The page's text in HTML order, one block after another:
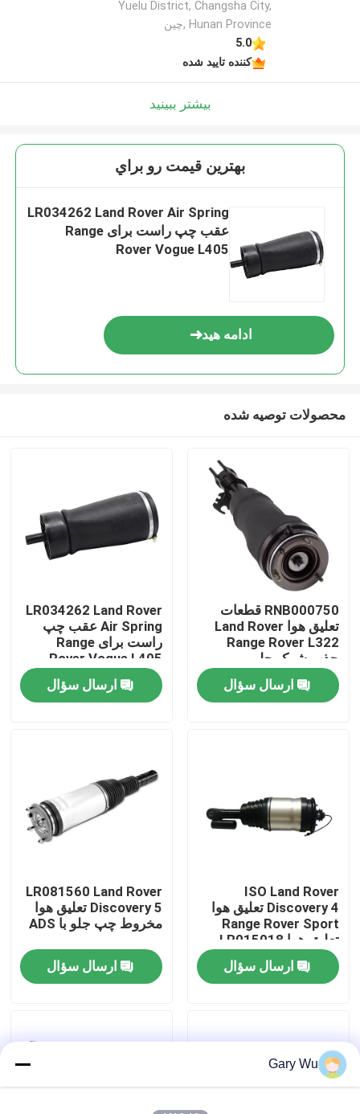
خونه
محصولات
درباره ما
کنترل کیفیت
با ما تماس بگیرید
موارد
Yuelu District, Changsha City,
Hunan Province ,چین
5.0
کننده تایید شده
بیشتر ببینید
بهترين قيمت رو براي
LR034262 Land Rover Air Spring
عقب چپ راست برای Range
Rover Vogue L405
ادامه هید
محصولات توصیه شده
RNB000750 قطعات
تعلیق هوا Land Rover
Range Rover L322
جذب شوک جلو
ارسال سؤال
LR034262 Land Rover
Air Spring عقب چپ
راست برای Range
Rover Vogue L405
ارسال سؤال
ISO Land Rover
Discovery 4 تعلیق هوا
Range Rover Sport
تعلیق هوا LR015018
ارسال سؤال
LR081560 Land Rover
Discovery 5 تعلیق هوا
مخروط چپ جلو با ADS
ارسال سؤال
Gary Wu